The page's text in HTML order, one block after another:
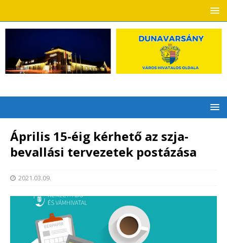
Április 15-éig kérhető az szja-
bevallási tervezetek postázása
2021.03.09.